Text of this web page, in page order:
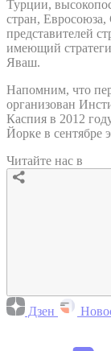
Турции,
стран,
представителей
имеющий
Яваш.
Напомним, что
организован
Каспия в 2012
Йорке в сентябре
Читайте нас в
Дзен